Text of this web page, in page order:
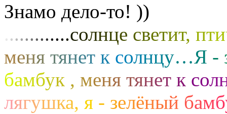
Знамо дело-то! ))
............солнце светит, пти
меня тянет к солнцу…Я -
бамбук , меня тянет к сол
лягушка, я - зелёный бамб